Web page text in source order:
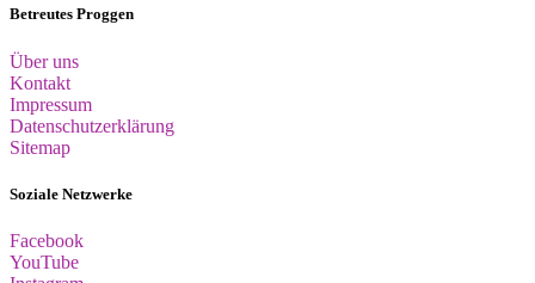
Betreutes Proggen
Über uns
Kontakt
Impressum
Datenschutzerklärung
Sitemap
Soziale Netzwerke
Facebook
YouTube